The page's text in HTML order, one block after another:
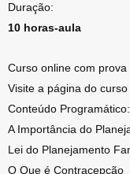
Duração:
10 horas-aula
Curso online com
Visite a página do curso
Conteúdo Programático:
A Importância do
Lei do Planejamento
O Que é Contracepção